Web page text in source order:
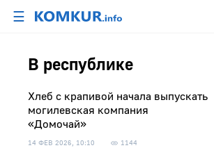
☰
В республике
Хлеб с крапивой начала выпускать
могилевская компания
«Домочай»
14 ФЕВ 2026, 10:10 1144